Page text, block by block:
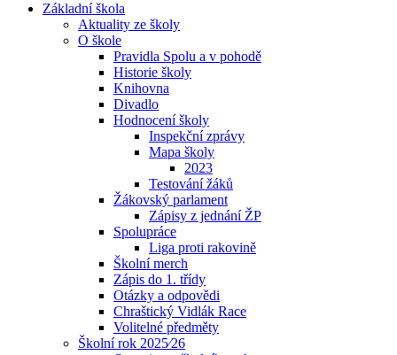
Základní škola
Aktuality ze školy
O škole
Pravidla Spolu a v pohodě
Historie školy
Knihovna
Divadlo
Hodnocení školy
Inspekční zprávy
Mapa školy
2023
Testování žáků
Žákovský parlament
Zápisy z jednání ŽP
Spolupráce
Liga proti rakovině
Školní merch
Zápis do 1. třídy
Otázky a odpovědi
Chraštický Vidlák Race
Volitelné předměty
Školní rok 2025⁄26